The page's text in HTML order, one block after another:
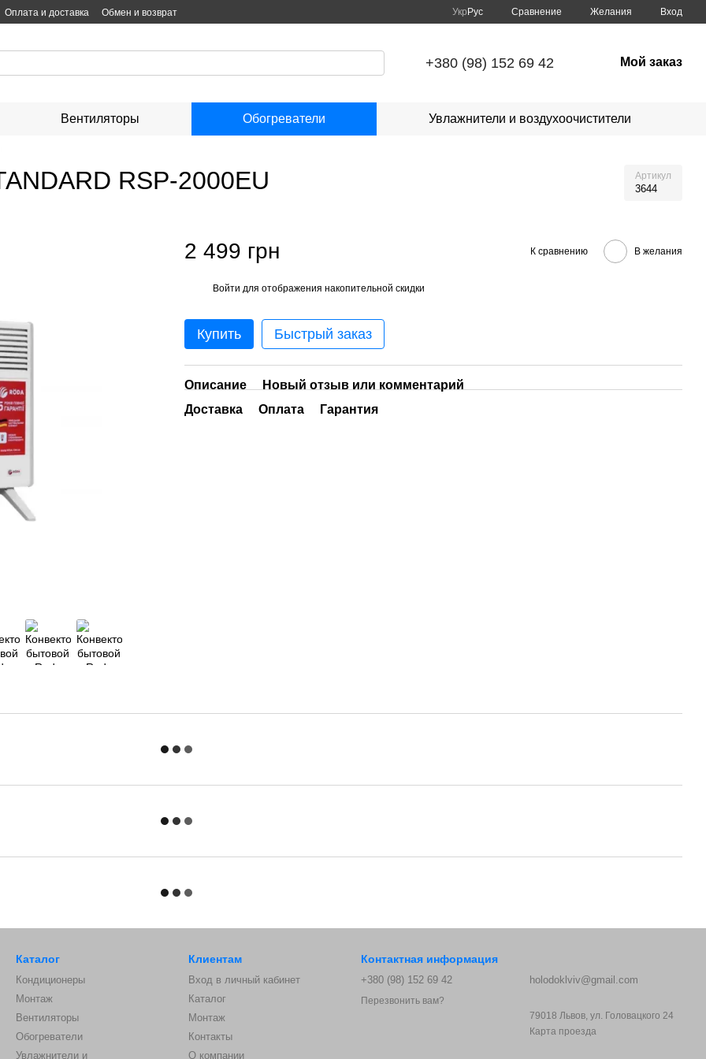
Оплата и доставка Обмен и возврат Укр Рус Сравнение Желания Вход
+380 (98) 152 69 42 Мой заказ
Вентиляторы Обогреватели Увлажнители и воздухоочистители
RSP-2000EU Артикул
3644
2 499 грн К сравнению В желания
Войти для отображения накопительной скидки
Купить Быстрый заказ
Описание
Новый отзыв или комментарий
Доставка
Оплата Гарантия
Каталог
Кондиционеры
Монтаж
Вентиляторы
Обогреватели
Увлажнители и
Клиентам
Вход в личный кабинет
Каталог
Монтаж
Контакты
О компании
Контактная информация
+380 (98) 152 69 42
Перезвонить вам?
holodoklviv@gmail.com
79018 Львов, ул. Головацкого 24
Карта проезда